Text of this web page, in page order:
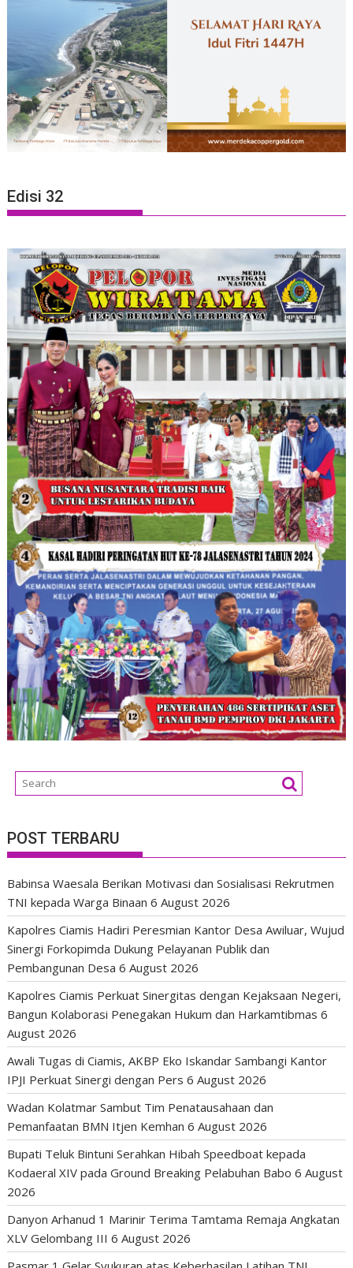
Edisi 32
POST TERBARU
Babinsa Waesala Berikan Motivasi dan Sosialisasi Rekrutmen
TNI kepada Warga Binaan 6 August 2026
Kapolres Ciamis Hadiri Peresmian Kantor Desa Awiluar, Wujud
Sinergi Forkopimda Dukung Pelayanan Publik dan
Pembangunan Desa 6 August 2026
Kapolres Ciamis Perkuat Sinergitas dengan Kejaksaan Negeri,
Bangun Kolaborasi Penegakan Hukum dan Harkamtibmas 6
August 2026
Awali Tugas di Ciamis, AKBP Eko Iskandar Sambangi Kantor
IPJI Perkuat Sinergi dengan Pers 6 August 2026
Wadan Kolatmar Sambut Tim Penatausahaan dan
Pemanfaatan BMN Itjen Kemhan 6 August 2026
Bupati Teluk Bintuni Serahkan Hibah Speedboat kepada
Kodaeral XIV pada Ground Breaking Pelabuhan Babo 6 August
2026
Danyon Arhanud 1 Marinir Terima Tamtama Remaja Angkatan
XLV Gelombang III 6 August 2026